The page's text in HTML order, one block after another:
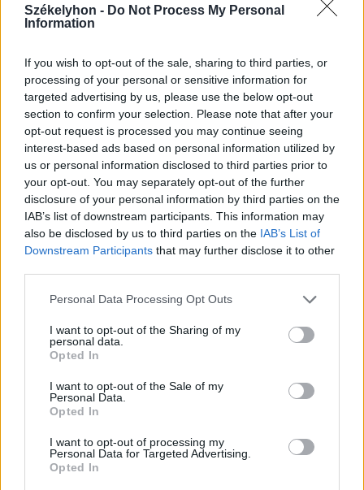
Székelyhon - Do Not Process My Personal
Information
If you wish to opt-out of the sale, sharing to third parties, or
processing of your personal or sensitive information for
targeted advertising by us, please use the below opt-out
section to confirm your selection. Please note that after your
opt-out request is processed you may continue seeing
interest-based ads based on personal information utilized by
us or personal information disclosed to third parties prior to
your opt-out. You may separately opt-out of the further
disclosure of your personal information by third parties on the
IAB’s list of downstream participants. This information may
also be disclosed by us to third parties on the IAB’s List of
Downstream Participants that may further disclose it to other
Personal Data Processing Opt Outs
I want to opt-out of the Sharing of my
personal data.
Opted In
I want to opt-out of the Sale of my
Personal Data.
Opted In
I want to opt-out of processing my
Personal Data for Targeted Advertising.
Opted In
egy TikTokon terjedő álhír miatt –
2026. augusztus 09., vasárnap
Aratókalákával idézték fel a múltat
Csíkszentkirályon